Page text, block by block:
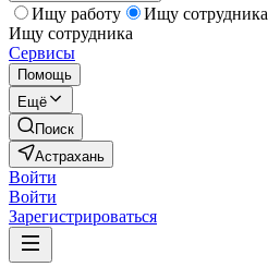
Ищу работу
Ищу сотрудника
Ищу сотрудника
Сервисы
Помощь
Ещё
Поиск
Астрахань
Войти
Войти
Зарегистрироваться